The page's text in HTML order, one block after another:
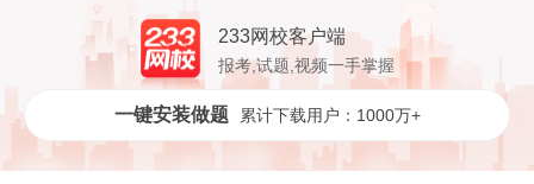
233网校客户端
报考,试题,视频一手掌握
一键安装做题 累计下载用户：1000万+